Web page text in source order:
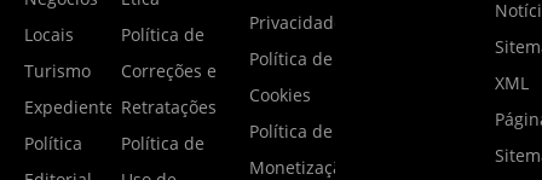
Locais
Turismo
Expediente
Política
Política de
Correções e
Retratações
Política de
Privacidade
Política de
Cookies
Política de
Monetização
XML